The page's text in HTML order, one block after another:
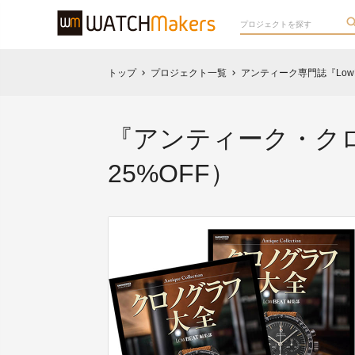
トップ chevron_right プロジェクト一覧 chevron_right アンティーク専門誌『
『アンティーク・
25%OFF）